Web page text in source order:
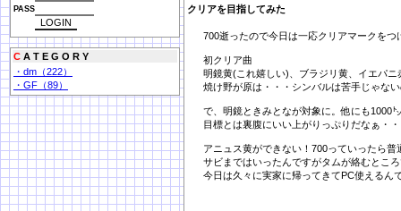
PASS
C A T E G O R Y
・dm（222）
・GF（89）
クリアを目指してみた
700逝ったので今日は一応クリアマークをつ
初クリア曲
明鏡黄(これ嬉しい)、ブラジリ黄、イエパ
焼け野が原は・・・シンバルは苦手じゃな
で、明鏡ときみとなが対象に。他にも1000
目標とは裏腹にいい上がりっぷりだなぁ・
アニュス黄ができない！700っていったら普
サビまではいったんですがタムが絡むとこ
今日は久々に実家に帰ってきてPC使えるん